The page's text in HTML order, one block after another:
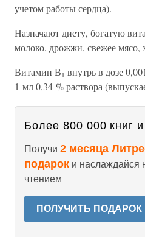
учетом работы сердца).
Назначают диету, богатую
молоко, дрожжи, свежее мясо,
Витамин В1 внутрь в дозе
1 мл 0,34 % раствора
Более 800 000 книг
Получи 2 месяца
подарок и наслаждайся
чтением
ПОЛУЧИТЬ ПОДАРОК